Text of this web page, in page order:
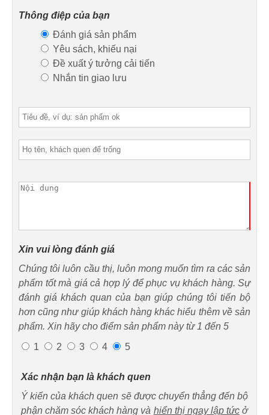
Thông điệp của bạn
Đánh giá sản phẩm
Yêu sách, khiếu nại
Đề xuất ý tưởng cải tiến
Nhắn tin giao lưu
Xin vui lòng đánh giá
Chúng tôi luôn cầu thị, luôn mong muốn tìm ra các sản
phẩm tốt mà giá cả hợp lý để phục vụ khách hàng. Sự
đánh giá khách quan của bạn giúp chúng tôi tiến bộ
hơn cũng như giúp khách hàng khác hiểu thêm về sản
phẩm. Xin hãy cho điểm sản phẩm này từ 1 đến 5
1
2 3 4 5
Xác nhận bạn là khách quen
Ý kiến của khách quen sẽ được chuyển thẳng đến bộ
phận chăm sóc khách hàng và hiển thị ngay lập tứcở